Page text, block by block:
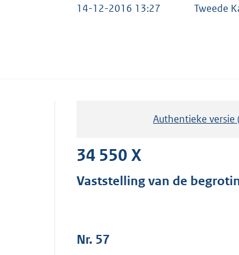
14-12-2016 13:27 Tweede
Authentieke versie
34 550 X
Vaststelling van de
Nr. 57